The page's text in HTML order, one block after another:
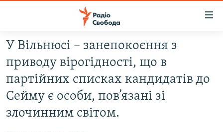
Перейти
до
основного
матеріалу
Перейти
до
основної
ВСЕ ЗА ДОБУ
СТАТТІ
У Вільнюсі – занепокоєння з
приводу вірогідності, що в
партійних списках кандидатів до
Сейму є особи, пов’язані зі
злочинним світом.